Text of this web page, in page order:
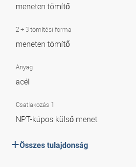
meneten tömítő
2 + 3 tömítési forma
meneten tömítő
Anyag
acél
Csatlakozás 1
NPT-kúpos külső menet
Összes tulajdonság